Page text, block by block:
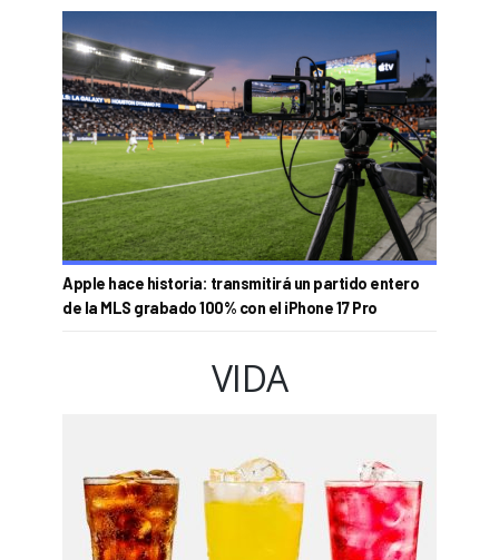
Apple hace historia: transmitirá un partido entero
de la MLS grabado 100% con el iPhone 17 Pro
VIDA